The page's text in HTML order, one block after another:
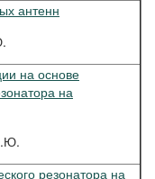
антенн
на основе
на
резонатора на